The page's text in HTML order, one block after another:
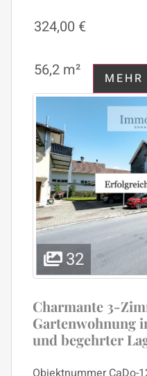
324,00 €
56,2 m²
32
Charmante 3-
Gartenwohnung
und begehrter